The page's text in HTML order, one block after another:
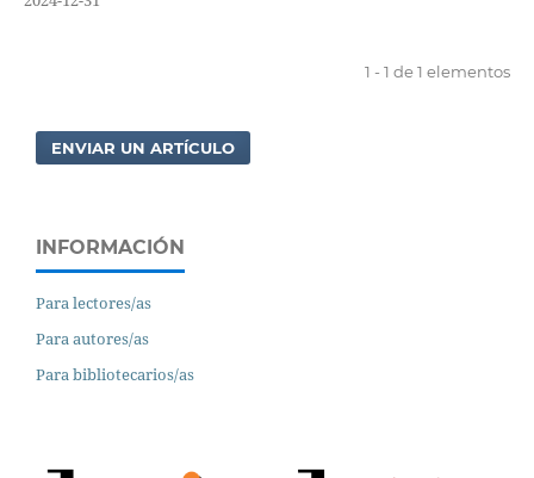
1 - 1 de 1 elementos
ENVIAR UN ARTÍCULO
INFORMACIÓN
Para lectores/as
Para autores/as
Para bibliotecarios/as